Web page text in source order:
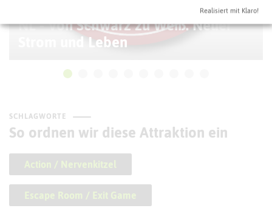
NL - Von Schwarz zu Weiß. Neuer
Strom und Leben
SCHLAGWORTE
So ordnen wir diese Attraktion ein
Action / Nervenkitzel
Escape Room / Exit Game
Realisiert mit Klaro!